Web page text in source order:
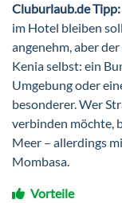
Cluburlaub.de Tipp:
im Hotel bleiben
angenehm, aber
Kenia selbst: ein
Umgebung oder
besonderer. Wer
verbinden möchte,
Meer – allerdings
Mombasa.
Vorteile